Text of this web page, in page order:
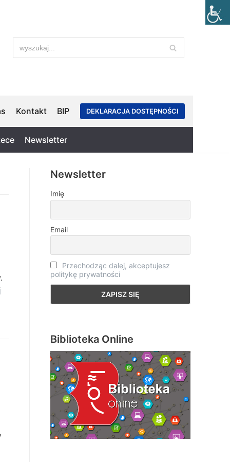
Kontakt BIP DEKLARACJA DOSTĘPNOŚCI
Newsletter
Newsletter
Imię
Email
Przechodząc dalej, akceptujesz
politykę prywatności
Biblioteka Online